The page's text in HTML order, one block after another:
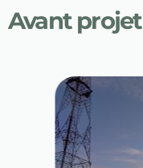
Avant projet